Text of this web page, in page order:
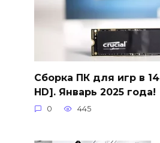
Сборка ПК для игр в
HD]. Январь 2025 года!
0 445